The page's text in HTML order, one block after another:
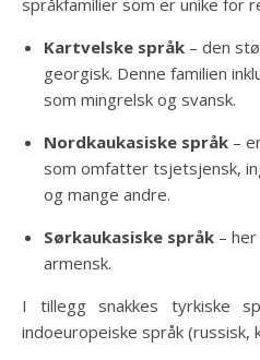
språkfamilier som er unike for
Kartvelske språk – den
georgisk. Denne familien
som mingrelsk og svansk.
Nordkaukasiske språk –
som omfatter tsjetsjensk,
og mange andre.
Sørkaukasiske språk –
armensk.
I tillegg snakkes tyrkiske
indoeuropeiske språk (russisk,